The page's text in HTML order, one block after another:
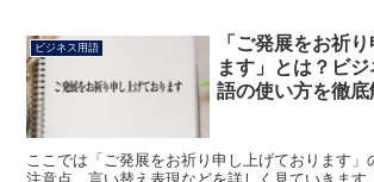
ビジネス用語
「ご発展をお祈
ます」とは？ビ
語の使い方を徹底
ここでは「ご発展をお祈り申し上げております」